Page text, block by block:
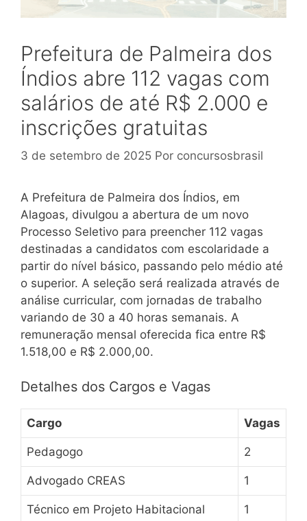
Prefeitura de Palmeira dos
Índios abre 112 vagas com
salários de até R$ 2.000 e
inscrições gratuitas
3 de setembro de 2025 Por concursosbrasil
A Prefeitura de Palmeira dos Índios, em
Alagoas, divulgou a abertura de um novo
Processo Seletivo para preencher 112 vagas
destinadas a candidatos com escolaridade a
partir do nível básico, passando pelo médio até
o superior. A seleção será realizada através de
análise curricular, com jornadas de trabalho
variando de 30 a 40 horas semanais. A
remuneração mensal oferecida fica entre R$
1.518,00 e R$ 2.000,00.
Detalhes dos Cargos e Vagas
Cargo Vagas
Pedagogo 2
Advogado CREAS 1
Técnico em Projeto Habitacional 1